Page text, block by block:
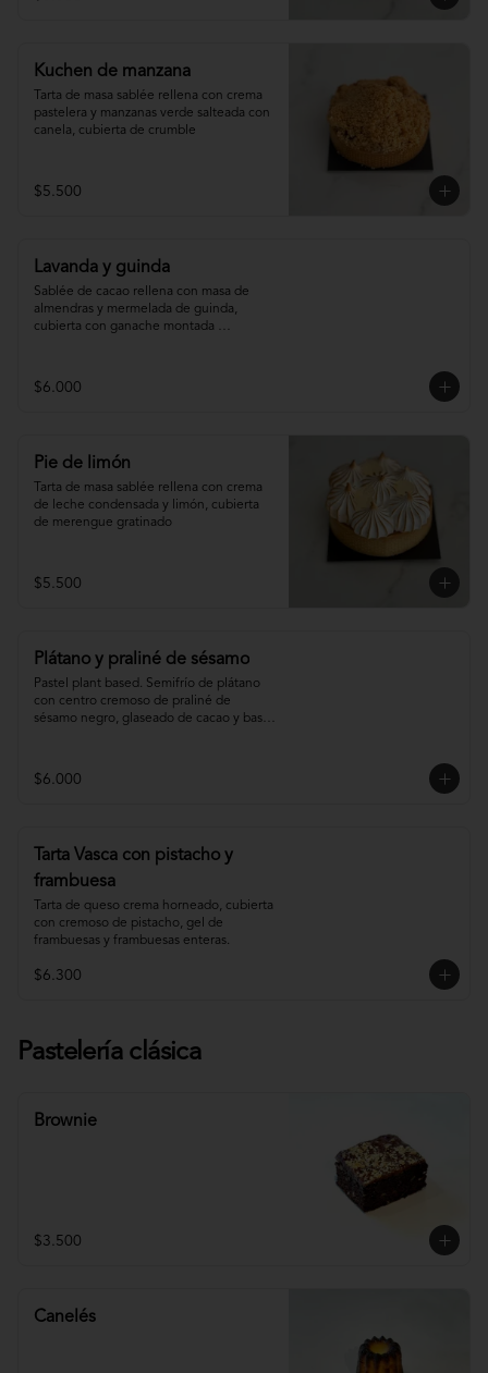
Kuchen de manzana
Tarta de masa sablée rellena con crema
pastelera y manzanas verde salteada con
canela, cubierta de crumble
$5.500
Lavanda y guinda
Sablée de cacao rellena con masa de
almendras y mermelada de guinda,
cubierta con ganache montada
$6.000
Pie de limón
Tarta de masa sablée rellena con crema
de leche condensada y limón, cubierta
de merengue gratinado
$5.500
Plátano y praliné de sésamo
Pastel plant based. Semifrío de plátano
con centro cremoso de praliné de
sésamo negro, glaseado de cacao y base
$6.000
Tarta Vasca con pistacho y
frambuesa
Tarta de queso crema horneado, cubierta
con cremoso de pistacho, gel de
frambuesas y frambuesas enteras.
$6.300
Pastelería clásica
Brownie
$3.500
Canelés